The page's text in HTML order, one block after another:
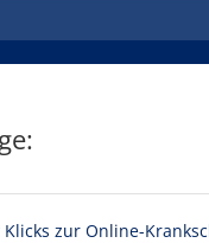
zur Online-